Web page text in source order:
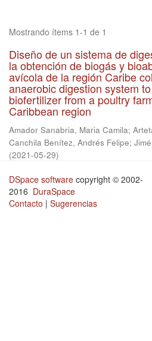
Mostrando ítems 1-1 de 1
Diseño de un sistema de
la obtención de biogás y
avícola de la región Caribe
anaerobic digestion system
biofertilizer from a poultry
Caribbean region
Amador Sanabria, Maria Camila;
Canchila Benítez, Andrés Felipe;
(2021-05-29)
DSpace software copyright © 2002-
2016 DuraSpace
Contacto | Sugerencias